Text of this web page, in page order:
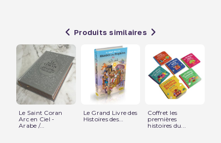
Produits similaires
Le Saint Coran
Arc en Ciel -
Arabe /...
Le Grand Livre des
Histoires des...
Coffret les
premières
histoires du...